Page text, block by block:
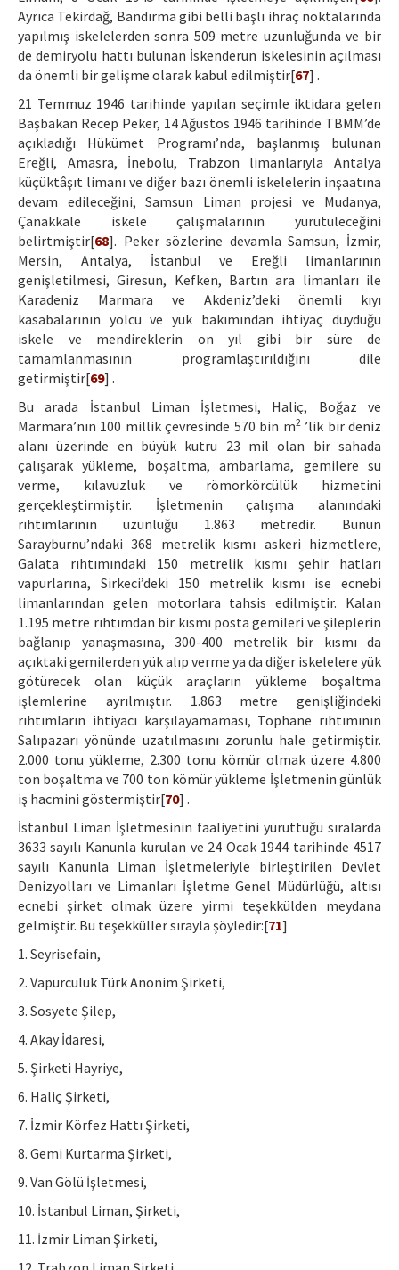
Ayrıca Tekirdağ, Bandırma gibi belli başlı ihraç noktalarında
yapılmış iskelelerden sonra 509 metre uzunluğunda ve bir
de demiryolu hattı bulunan İskenderun iskelesinin açılması
da önemli bir gelişme olarak kabul edilmiştir[67] .
21 Temmuz 1946 tarihinde yapılan seçimle iktidara gelen
Başbakan Recep Peker, 14 Ağustos 1946 tarihinde TBMM’de
açıkladığı Hükümet Programı’nda, başlanmış bulunan
Ereğli, Amasra, İnebolu, Trabzon limanlarıyla Antalya
küçüktâşıt limanı ve diğer bazı önemli iskelelerin inşaatına
devam edileceğini, Samsun Liman projesi ve Mudanya,
Çanakkale iskele çalışmalarının yürütüleceğini
belirtmiştir[68]. Peker sözlerine devamla Samsun, İzmir,
Mersin, Antalya, İstanbul ve Ereğli limanlarının
genişletilmesi, Giresun, Kefken, Bartın ara limanları ile
Karadeniz Marmara ve Akdeniz’deki önemli kıyı
kasabalarının yolcu ve yük bakımından ihtiyaç duyduğu
iskele ve mendireklerin on yıl gibi bir süre de
tamamlanmasının programlaştırıldığını dile
getirmiştir[69] .
Bu arada İstanbul Liman İşletmesi, Haliç, Boğaz ve
Marmara’nın 100 millik çevresinde 570 bin m2’lik bir deniz
alanı üzerinde en büyük kutru 23 mil olan bir sahada
çalışarak yükleme, boşaltma, ambarlama, gemilere su
verme, kılavuzluk ve römorkörcülük hizmetini
gerçekleştirmiştir. İşletmenin çalışma alanındaki
rıhtımlarının uzunluğu 1.863 metredir. Bunun
Sarayburnu’ndaki 368 metrelik kısmı askeri hizmetlere,
Galata rıhtımındaki 150 metrelik kısmı şehir hatları
vapurlarına, Sirkeci’deki 150 metrelik kısmı ise ecnebi
limanlarından gelen motorlara tahsis edilmiştir. Kalan
1.195 metre rıhtımdan bir kısmı posta gemileri ve şileplerin
bağlanıp yanaşmasına, 300-400 metrelik bir kısmı da
açıktaki gemilerden yük alıp verme ya da diğer iskelelere yük
götürecek olan küçük araçların yükleme boşaltma
işlemlerine ayrılmıştır. 1.863 metre genişliğindeki
rıhtımların ihtiyacı karşılayamaması, Tophane rıhtımının
Salıpazarı yönünde uzatılmasını zorunlu hale getirmiştir.
2.000 tonu yükleme, 2.300 tonu kömür olmak üzere 4.800
ton boşaltma ve 700 ton kömür yükleme İşletmenin günlük
iş hacmini göstermiştir[70] .
İstanbul Liman İşletmesinin faaliyetini yürüttüğü sıralarda
3633 sayılı Kanunla kurulan ve 24 Ocak 1944 tarihinde 4517
sayılı Kanunla Liman İşletmeleriyle birleştirilen Devlet
Denizyolları ve Limanları İşletme Genel Müdürlüğü, altısı
ecnebi şirket olmak üzere yirmi teşekkülden meydana
gelmiştir. Bu teşekküller sırayla şöyledir:[71]
1. Seyrisefain,
2. Vapurculuk Türk Anonim Şirketi,
3. Sosyete Şilep,
4. Akay İdaresi,
5. Şirketi Hayriye,
6. Haliç Şirketi,
7. İzmir Körfez Hattı Şirketi,
8. Gemi Kurtarma Şirketi,
9. Van Gölü İşletmesi,
10. İstanbul Liman, Şirketi,
11. İzmir Liman Şirketi,